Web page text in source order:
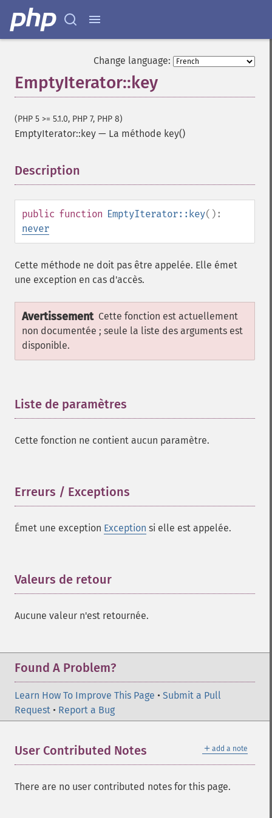
Change language:
EmptyIterator::key
(PHP 5 >= 5.1.0, PHP 7, PHP 8)
EmptyIterator::key — La méthode key()
Description
public function EmptyIterator::key():
never
Cette méthode ne doit pas être appelée. Elle émet
une exception en cas d'accès.
Avertissement Cette fonction est actuellement
non documentée ; seule la liste des arguments est
disponible.
Liste de paramètres
Cette fonction ne contient aucun paramètre.
Erreurs / Exceptions
Émet une exception Exception si elle est appelée.
Valeurs de retour
Aucune valeur n'est retournée.
Found A Problem?
Learn How To Improve This Page • Submit a Pull
Request • Report a Bug
＋ add a note
User Contributed Notes
There are no user contributed notes for this page.